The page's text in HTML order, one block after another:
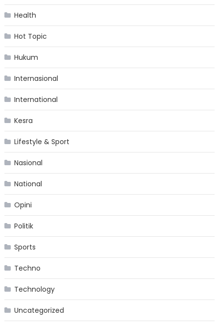
Health
Hot Topic
Hukum
Internasional
International
Kesra
Lifestyle & Sport
Nasional
National
Opini
Politik
Sports
Techno
Technology
Uncategorized